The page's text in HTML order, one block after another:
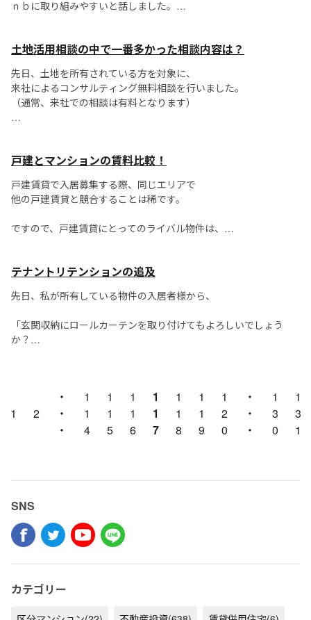
ｎｂに取り組みやすいと話しました。
生活トラブルが少ない、といった特性があるからです。
当社のグループ会社が管理する戸建賃貸...
土地活用相談の中で一番多かった相談内容は？
先日、土地を所有されている方を対象に、
来社によるコンサルティング無料相談を行いました。
（通常、来社での相談は有料となります）
は？
戸建とマンションの賃料比較！
戸建賃貸で入居募集する際、同じエリアで
他の戸建賃貸と競合することは稀です。
ですので、戸建賃貸にとってのライバル物件は、
このとき、
「戸建賃貸は建物が独立していて、さらに上下階を使えるので、
テナントリテンションの追及
先日、私が所有している物件の入居者様から、
「玄関収納にロールカーテンを取り付けてもよろしいでしょう
か？
と問い合わせを受けました。
このお部屋、玄関収納に扉がありません。
1 2
・
・
・
1
1
4
1
1
5
1
1
6
1
1
7
1
1
8
1
1
9
1
2
0
・
・
・
1
3
0
1
3
1
SNS
カテゴリー